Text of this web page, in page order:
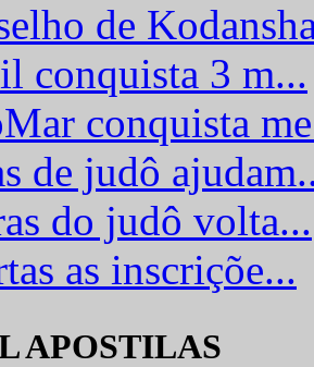
de
conquista 3 m...
conquista
de judô
do judô volta...
as inscriçõe...
APOSTILAS